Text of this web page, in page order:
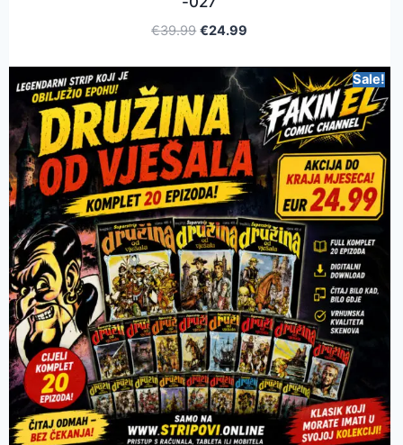
€39.99 €24.99
Sale!